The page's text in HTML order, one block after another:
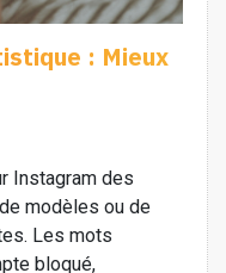
: Mieux
Instagram des
modèles ou de
Les mots
bloqué,